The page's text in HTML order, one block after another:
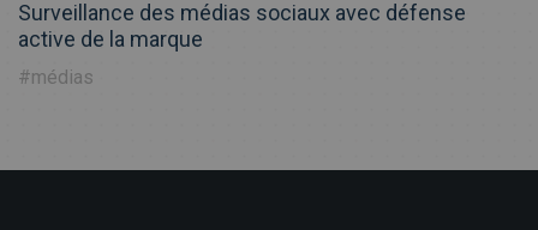
Surveillance des médias sociaux avec défense
active de la marque
#médias